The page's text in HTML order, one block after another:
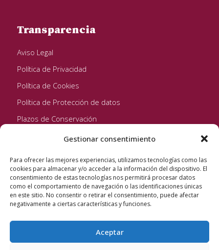
Gestionar consentimiento
Para ofrecer las mejores experiencias, utilizamos tecnologías como las
cookies para almacenar y/o acceder a la información del dispositivo. El
consentimiento de estas tecnologías nos permitirá procesar datos
como el comportamiento de navegación o las identificaciones únicas
en este sitio. No consentir o retirar el consentimiento, puede afectar
negativamente a ciertas características y funciones.
Aceptar
Transparencia
Aviso Legal
Política de Privacidad
Política de Cookies
Política de Protección de datos
Plazos de Conservación
Seguinos!
Quixote Concentrates S.L. 2022 © Reservados todos los
derechos